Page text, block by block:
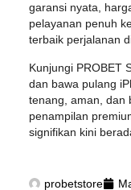
garansi nyata,
pelayanan penuh
terbaik perjalanan
Kunjungi PROBET
dan bawa pulang
tenang, aman, dan
penampilan
signifikan kini
probetstore